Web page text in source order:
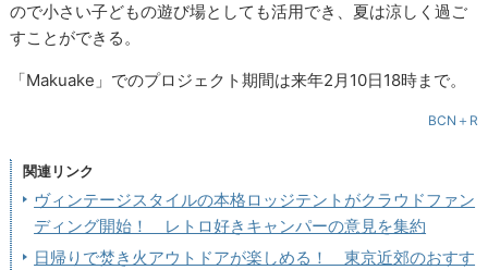
ので小さい子どもの遊び場としても活用でき、夏は涼しく過ご
すことができる。
「Makuake」でのプロジェクト期間は来年2月10日18時まで。
BCN＋R
関連リンク
ヴィンテージスタイルの本格ロッジテントがクラウドファン
ディング開始！ レトロ好きキャンパーの意見を集約
日帰りで焚き火アウトドアが楽しめる！ 東京近郊のおすす